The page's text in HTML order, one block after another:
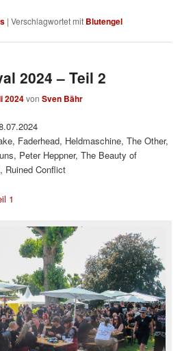
|Verschlagwortet mit Blutengel
2024 – Teil 2
2024vonSven Bähr
Faderhead, Heldmaschine, The Other,
Peter Heppner, The Beauty of
Ruined Conflict
1